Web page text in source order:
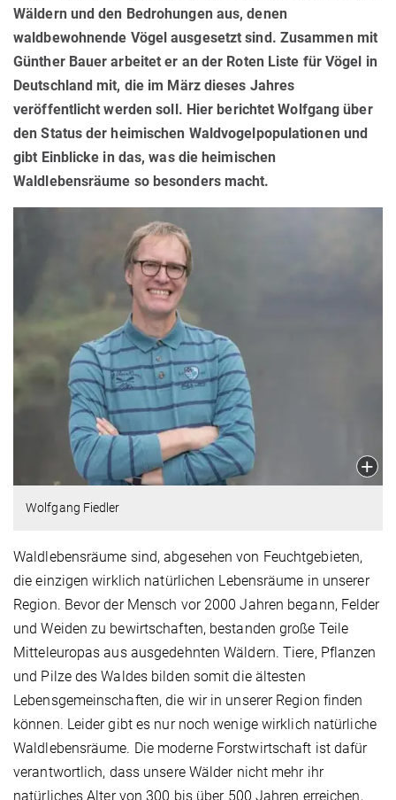
Wäldern und den Bedrohungen aus, denen
waldbewohnende Vögel ausgesetzt sind. Zusammen mit
Günther Bauer arbeitet er an der Roten Liste für Vögel in
Deutschland mit, die im März dieses Jahres
veröffentlicht werden soll. Hier berichtet Wolfgang über
den Status der heimischen Waldvogelpopulationen und
gibt Einblicke in das, was die heimischen
Waldlebensräume so besonders macht.
Wolfgang Fiedler
Waldlebensräume sind, abgesehen von Feuchtgebieten,
die einzigen wirklich natürlichen Lebensräume in unserer
Region. Bevor der Mensch vor 2000 Jahren begann, Felder
und Weiden zu bewirtschaften, bestanden große Teile
Mitteleuropas aus ausgedehnten Wäldern. Tiere, Pflanzen
und Pilze des Waldes bilden somit die ältesten
Lebensgemeinschaften, die wir in unserer Region finden
können. Leider gibt es nur noch wenige wirklich natürliche
Waldlebensräume. Die moderne Forstwirtschaft ist dafür
verantwortlich, dass unsere Wälder nicht mehr ihr
natürliches Alter von 300 bis über 500 Jahren erreichen,